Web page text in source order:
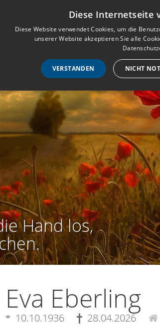
Hand los,
Eva Eberling
10.10.1936 28.04.2026
Diese Internetseite
Diese Website verwendet Cookies, um die
unserer Website akzeptieren Sie alle
VERSTANDEN NICHT